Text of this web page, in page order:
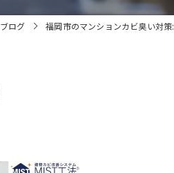
ブログ 福岡市のマンションカビ臭い対